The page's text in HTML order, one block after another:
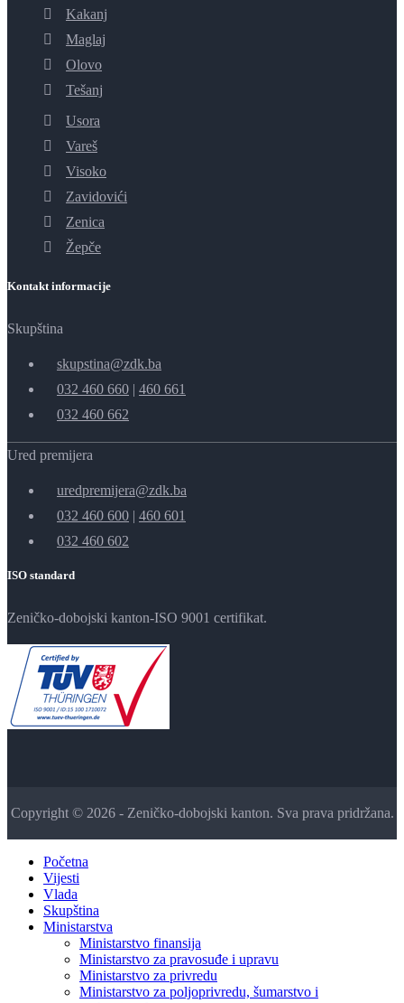
Kakanj
Maglaj
Olovo
Tešanj
Usora
Vareš
Visoko
Zavidovići
Zenica
Žepče
Kontakt informacije
Skupština
skupstina@zdk.ba
032 460 660 | 460 661
032 460 662
Ured premijera
uredpremijera@zdk.ba
032 460 600 | 460 601
032 460 602
ISO standard
Zeničko-dobojski kanton-ISO 9001 certifikat.
Copyright © 2026 - Zeničko-dobojski kanton. Sva prava pridržana.
Početna
Vijesti
Vlada
Skupština
Ministarstva
Ministarstvo finansija
Ministarstvo za pravosuđe i upravu
Ministarstvo za privredu
Ministarstvo za poljoprivredu, šumarstvo i